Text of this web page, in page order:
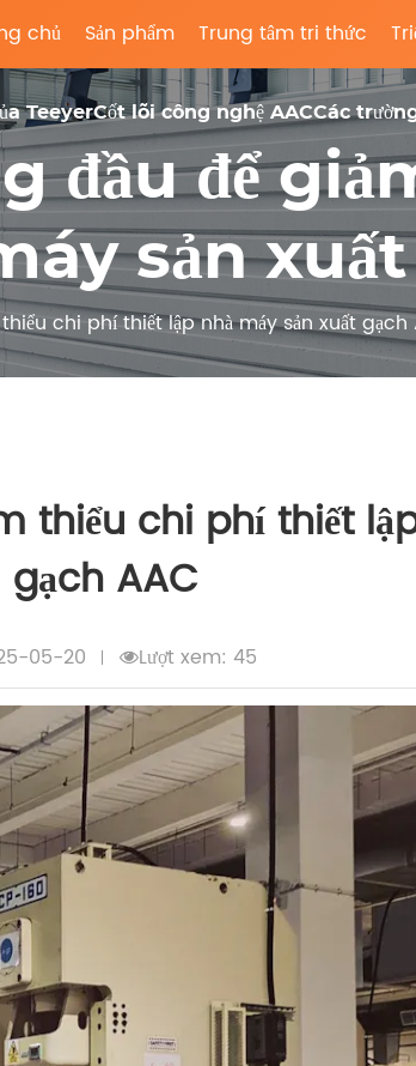
chủ Sản phẩm Trung tâm tri thức
TeeyerCốt lõi công nghệ AACCác
đầu để
sản
chi phí thiết lập nhà máy sản xuất gạch
thiểu chi phí thiết
gạch AAC
05-20 Lượt xem: 45